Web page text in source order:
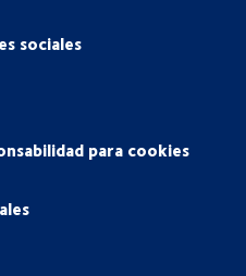
sociales
para cookies